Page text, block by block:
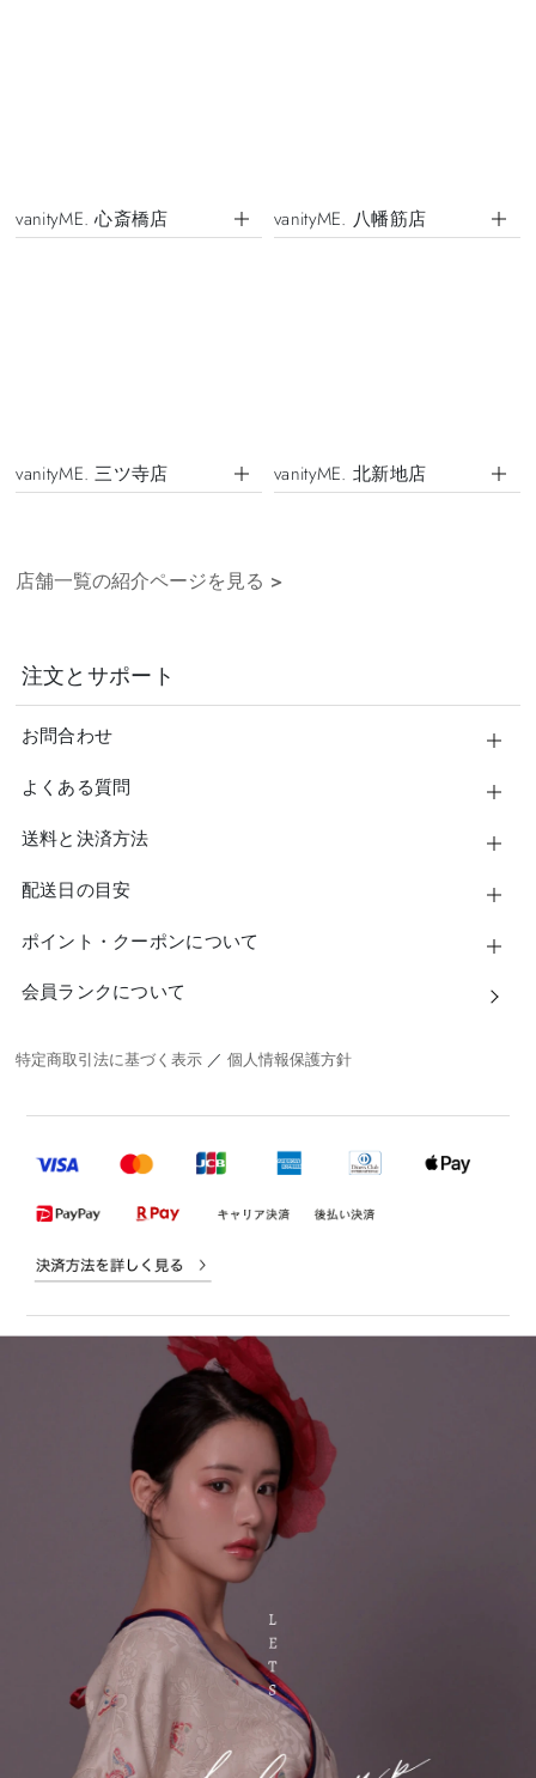
vanityME. 心斎橋店 vanityME. 八幡筋店
vanityME. 三ツ寺店 vanityME. 北新地店
店舗一覧の紹介ページを見る >
注文とサポート
お問合わせ
よくある質問
送料と決済方法
配送日の目安
ポイント・クーポンについて
会員ランクについて
特定商取引法に基づく表示 ／個人情報保護方針